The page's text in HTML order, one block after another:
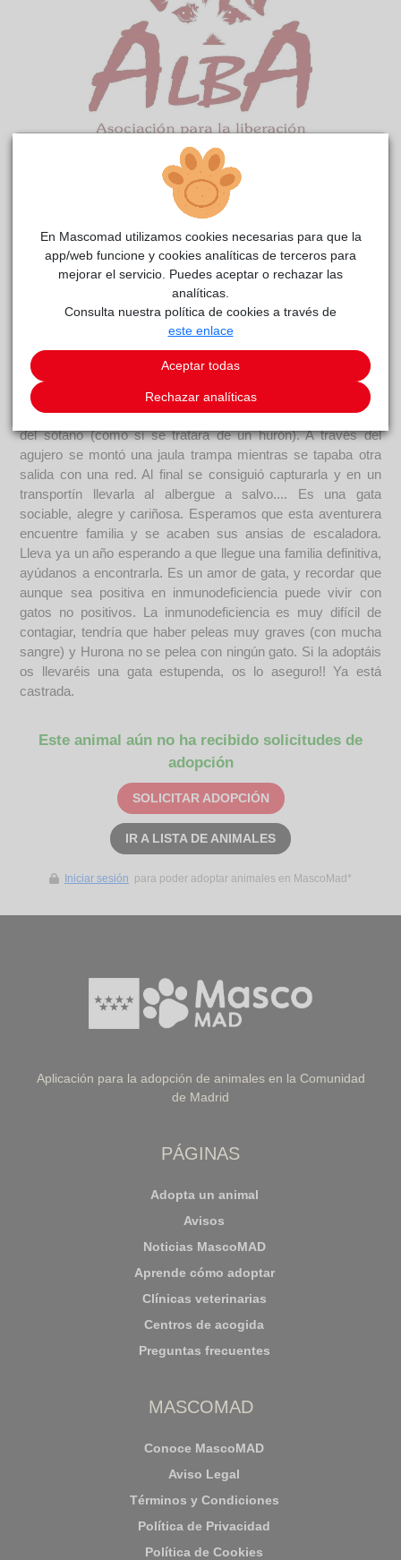
reside actualmente en el centro de acogida
COMENTARIOS
Curiosidades
Podéis ver el rescate en el video. Nos dieron el aviso de una
gata que llevaba varios días en un árbol, al llegar vimos que
estaba a unos 6 metros de altura y con nuestra escalera no
llegábamos, tampoco desde el balcón de la casa, así que
llamamos a los bomberos que acudieron con dos camiones
Se consiguió que saltara del árbol y la recogimos con una
red, pero se zafó de ella y corrió a esconderse en un agujero
del sótano (como si se tratara de un hurón). A través del
agujero se montó una jaula trampa mientras se tapaba otra
salida con una red. Al final se consiguió capturarla y en un
transportín llevarla al albergue a salvo.... Es una gata
sociable, alegre y cariñosa. Esperamos que esta aventurera
encuentre familia y se acaben sus ansias de escaladora.
Lleva ya un año esperando a que llegue una familia definitiva,
ayúdanos a encontrarla. Es un amor de gata, y recordar que
aunque sea positiva en inmunodeficiencia puede vivir con
gatos no positivos. La inmunodeficiencia es muy difícil de
contagiar, tendría que haber peleas muy graves (con mucha
sangre) y Hurona no se pelea con ningún gato. Si la adoptáis
os llevaréis una gata estupenda, os lo aseguro!! Ya está
castrada.
Este animal aún no ha recibido solicitudes de
adopción
SOLICITAR ADOPCIÓN
IR A LISTA DE ANIMALES
Iniciar sesión para poder adoptar animales en MascoMad*
Aplicación para la adopción de animales en la Comunidad
de Madrid
PÁGINAS
Adopta un animal
Avisos
Noticias MascoMAD
Aprende cómo adoptar
Clínicas veterinarias
Centros de acogida
Preguntas frecuentes
MASCOMAD
Conoce MascoMAD
Aviso Legal
Términos y Condiciones
Política de Privacidad
Política de Cookies
En Mascomad utilizamos cookies necesarias para que la
app/web funcione y cookies analíticas de terceros para
mejorar el servicio. Puedes aceptar o rechazar las
analíticas.
Consulta nuestra política de cookies a través de
este enlace
Aceptar todas
Rechazar analíticas